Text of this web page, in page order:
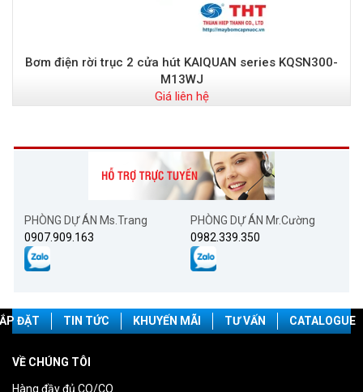
Bơm điện rời trục 2 cửa hút KAIQUAN series KQSN300-
M13WJ
Giá liên hệ
PHÒNG DỰ ÁN Ms.Trang
0907.909.163
PHÒNG DỰ ÁN Mr.Cường
0982.339.350
ĐẶT TIN TỨC KHUYẾN MÃI TƯ VẤN CATALOGUE
VỀ CHÚNG TÔI
Hàng đầy đủ CO/CQ